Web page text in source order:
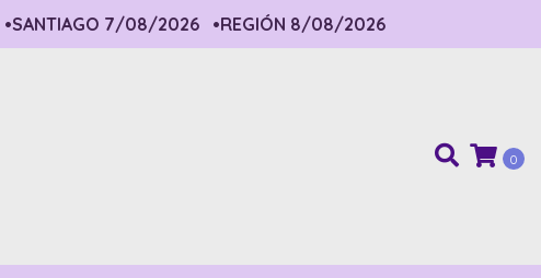
•SANTIAGO 7/08/2026•REGIÓN 8/08/2026
0